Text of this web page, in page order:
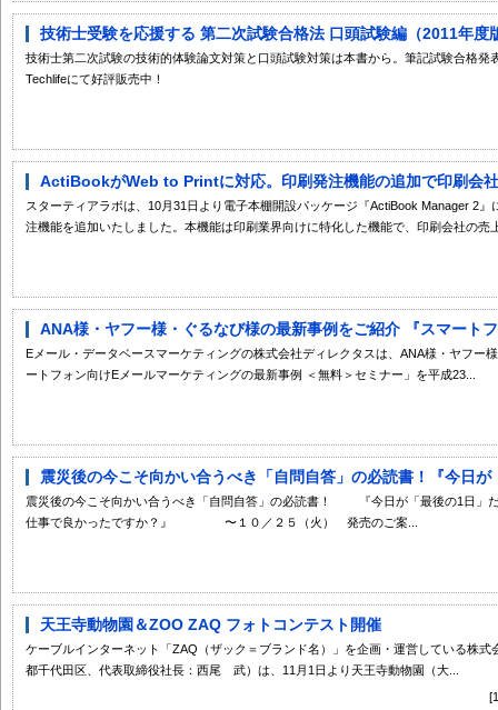
技術士受験を応援する 第二次試験合格法 口頭試験編（2011年度
技術士第二次試験の技術的体験論文対策と口頭試験対策は本書から。筆記試験合格
Techlifeにて好評販売中！
ActiBookがWeb to Printに対応。印刷発注機能の追加で印刷会
スターティアラボは、10月31日より電子本棚開設パッケージ『ActiBook Manager 2
注機能を追加いたしました。本機能は印刷業界向けに特化した機能で、印刷会社の売
ANA様・ヤフー様・ぐるなび様の最新事例をご紹介 『スマート
Eメール・データベースマーケティングの株式会社ディレクタスは、ANA様・ヤフー
ートフォン向けEメールマーケティングの最新事例 ＜無料＞セミナー」を平成23...
震災後の今こそ向かい合うべき「自問自答」の必読書！『今日が
震災後の今こそ向かい合うべき「自問自答」の必読書！ 『今日が
仕事で良かったですか？』 〜１０／２５（火） 発売のご案...
天王寺動物園＆ZOO ZAQ フォトコンテスト開催
ケーブルインターネット「ZAQ（ザック＝ブランド名）」を企画・運営している株
都千代田区、代表取締役社長：西尾 武）は、11月1日より天王寺動物園（大...